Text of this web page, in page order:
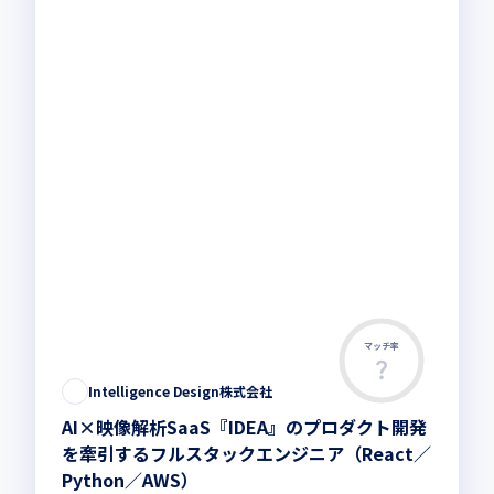
マッチ率
Intelligence Design株式会社
AI×映像解析SaaS『IDEA』のプロダクト開発
を牽引するフルスタックエンジニア（React／
Python／AWS）